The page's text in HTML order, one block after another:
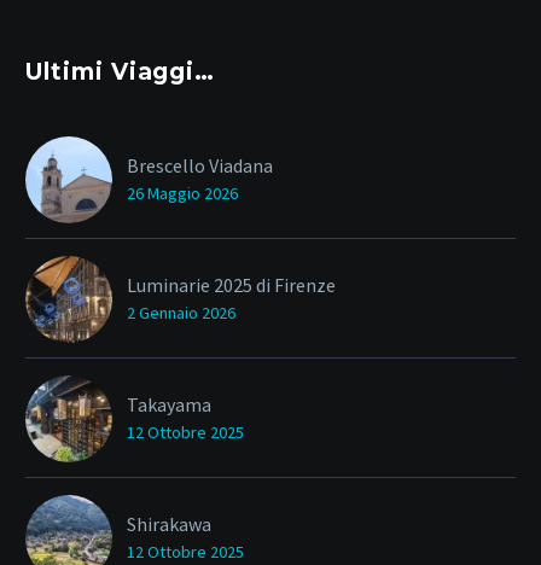
Ultimi Viaggi…
Brescello Viadana
26 Maggio 2026
Luminarie 2025 di Firenze
2 Gennaio 2026
Takayama
12 Ottobre 2025
Shirakawa
12 Ottobre 2025